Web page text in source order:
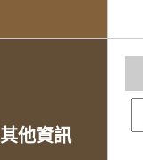
其他資訊